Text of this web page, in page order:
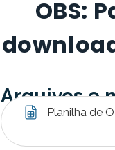
OBS:
Arquivos e
Planilha de